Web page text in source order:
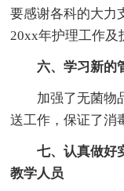
要感谢各科的大力
20xx年护理工作及
六、学习新的
加强了无菌物品
送工作，保证了消
七、认真做好
教学人员